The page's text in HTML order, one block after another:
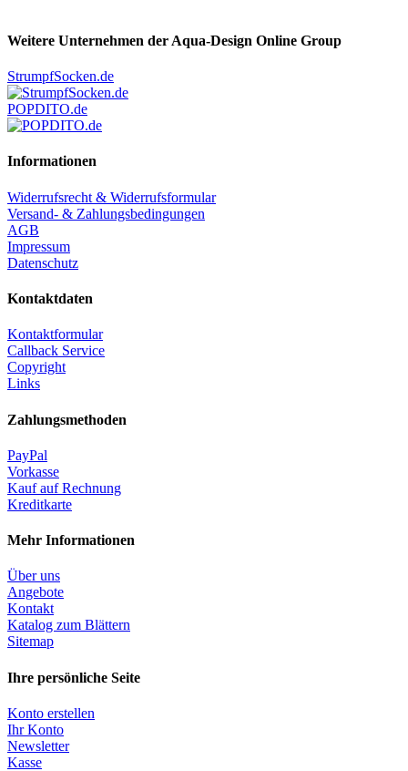
Weitere Unternehmen der Aqua-Design Online Group
StrumpfSocken.de
POPDITO.de
Informationen
Widerrufsrecht & Widerrufsformular
Versand- & Zahlungsbedingungen
AGB
Impressum
Datenschutz
Kontaktdaten
Kontaktformular
Callback Service
Copyright
Links
Zahlungsmethoden
PayPal
Vorkasse
Kauf auf Rechnung
Kreditkarte
Mehr Informationen
Über uns
Angebote
Kontakt
Katalog zum Blättern
Sitemap
Ihre persönliche Seite
Konto erstellen
Ihr Konto
Newsletter
Kasse